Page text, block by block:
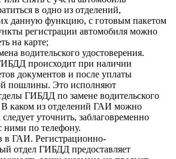
в одно из отделений,
данную функцию, с готовым пакетом
регистрации автомобиля можно
на карте;
водительского удостоверения.
происходит при наличии
документов и после уплаты
пошлины. Это исполняют
ГИБДД по замене водительского
В каком из отделений ГАИ можно
уточнить, заблаговременно
ними по телефону.
в ГАИ. Регистрационно-
отдел ГИБДД предоставляет